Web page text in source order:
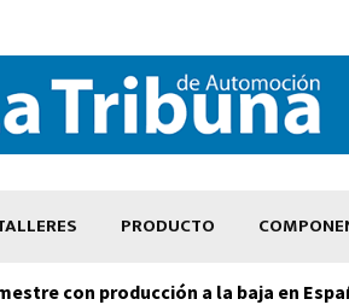
PRODUCTO
con producción a la baja en